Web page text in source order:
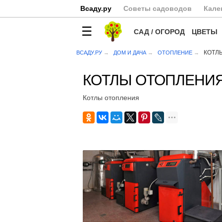
Всаду.ру Советы садоводов
САД / ОГОРОД ЦВЕТЫ
ВСАДУ.РУ ДОМ И ДАЧА ОТОПЛЕНИЕ
КОТЛЫ
Котлы отопления